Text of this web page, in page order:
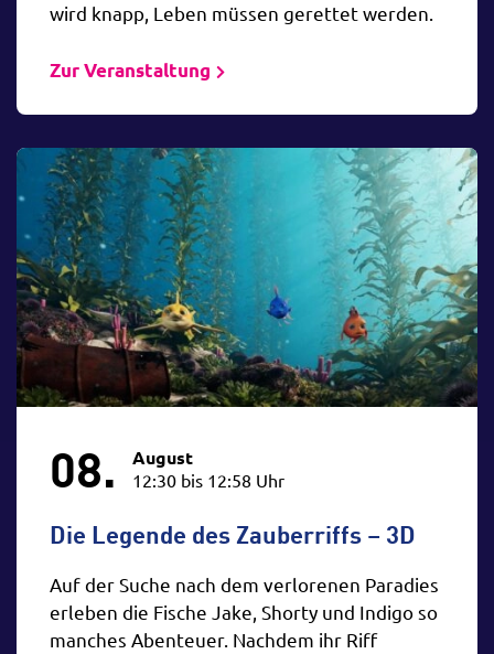
wird knapp, Leben müssen gerettet werden.
Zur Veranstaltung
08. August
12:30 bis 12:58 Uhr
Die Legende des Zauberriffs – 3D
Auf der Suche nach dem verlorenen Paradies
erleben die Fische Jake, Shorty und Indigo so
manches Abenteuer. Nachdem ihr Riff